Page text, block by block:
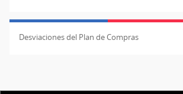
Desviaciones del Plan de Compras